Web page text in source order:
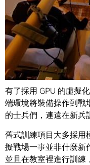
戰事現在也走向虛擬
是一場遊戲而已。
平台上的驅動程式訓練
戰情詭譎多變之際，軍
有了採用 GPU 的虛擬
端環境將裝備操作到戰
的士兵們，連遠在新兵
舊式訓練項目大多採用
擬戰場一事並非什麼新
並且在教室裡進行訓練